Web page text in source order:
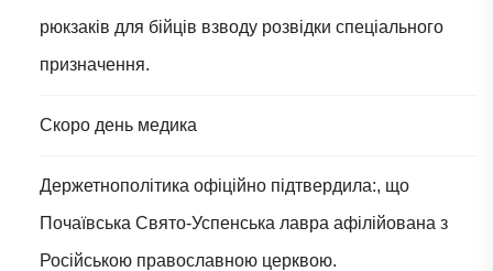
рюкзаків для бійців взводу розвідки спеціального
призначення.
Скоро день медика
Держетнополітика офіційно підтвердила:, що
Почаївська Свято-Успенська лавра афілійована з
Російською православною церквою.